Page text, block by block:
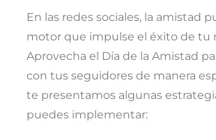
En las redes sociales, la amistad
motor que impulse el éxito de tu
Aprovecha el Día de la Amistad
con tus seguidores de manera
te presentamos algunas
puedes implementar: